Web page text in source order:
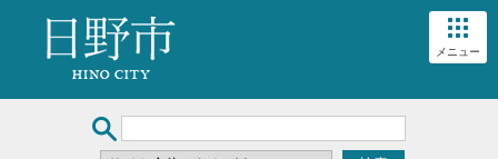
メニュー